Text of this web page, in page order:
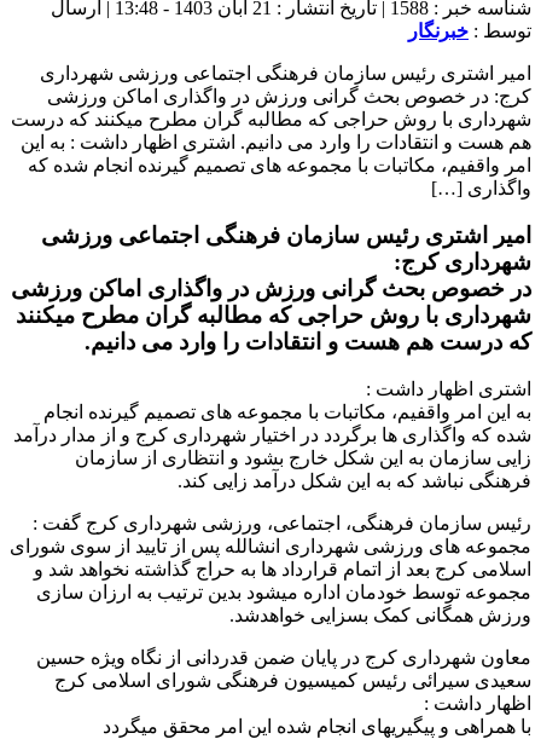
شناسه خبر : 1588 | تاریخ انتشار : 21 آبان 1403 - 13:48 | ارسال
توسط : خبرنگار
امیر اشتری رئیس سازمان فرهنگی اجتماعی ورزشی شهرداری
کرج: در خصوص بحث گرانی ورزش در واگذاری اماکن ورزشی
شهرداری با روش حراجی که مطالبه گران مطرح میکنند که درست
هم هست و انتقادات را وارد می دانیم. اشتری اظهار داشت : به این
امر واقفیم، مکاتبات با مجموعه های تصمیم گیرنده انجام شده که
واگذاری […]
امیر اشتری رئیس سازمان فرهنگی اجتماعی ورزشی
شهرداری کرج:
در خصوص بحث گرانی ورزش در واگذاری اماکن ورزشی
شهرداری با روش حراجی که مطالبه گران مطرح میکنند
که درست هم هست و انتقادات را وارد می دانیم.
اشتری اظهار داشت :
به این امر واقفیم، مکاتبات با مجموعه های تصمیم گیرنده انجام
شده که واگذاری ها برگردد در اختیار شهرداری کرج و از مدار درآمد
زایی سازمان به این شکل خارج بشود و انتظاری از سازمان
فرهنگی نباشد که به این شکل درآمد زایی کند.
رئیس سازمان فرهنگی، اجتماعی، ورزشی شهرداری کرج گفت :
مجموعه های ورزشی شهرداری انشالله پس از تایید از سوی شورای
اسلامی کرج بعد از اتمام قرارداد ها به حراج گذاشته نخواهد شد و
مجموعه توسط خودمان اداره میشود بدین ترتیب به ارزان سازی
ورزش همگانی کمک بسزایی خواهدشد.
معاون شهرداری کرج در پایان ضمن قدردانی از نگاه ویژه حسین
سعیدی سیرائی رئیس کمیسیون فرهنگی شورای اسلامی کرج
اظهار داشت :
با همراهی و پیگیریهای انجام شده این امر محقق میگردد